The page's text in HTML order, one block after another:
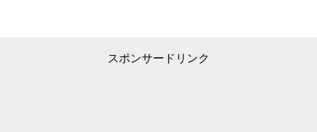
スポンサードリンク